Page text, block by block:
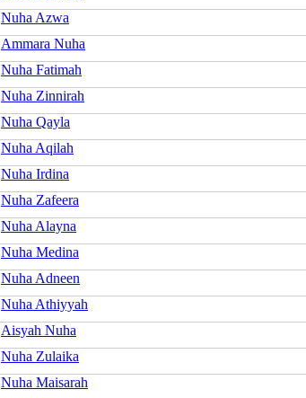
Nuha Azwa
Ammara Nuha
Nuha Fatimah
Nuha Zinnirah
Nuha Qayla
Nuha Aqilah
Nuha Irdina
Nuha Zafeera
Nuha Alayna
Nuha Medina
Nuha Adneen
Nuha Athiyyah
Aisyah Nuha
Nuha Zulaika
Nuha Maisarah